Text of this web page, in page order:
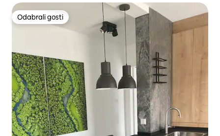
Odabrali gosti
Odabrali gosti